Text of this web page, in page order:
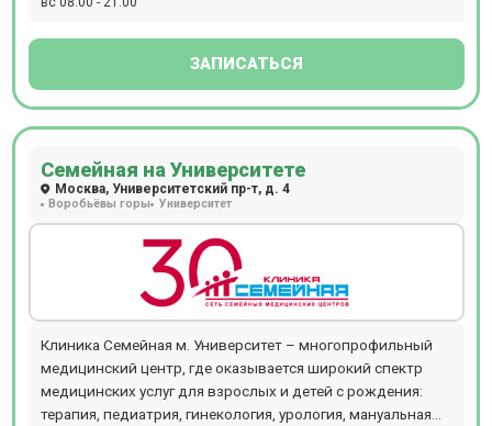
предварительной записи.
ЗАПИСАТЬСЯ
Семейная на Университете
Москва, Университетский пр-т, д. 4
Воробьёвы горы Университет
Клиника Семейная м. Университет – многопрофильный
медицинский центр, где оказывается широкий спектр
медицинских услуг для взрослых и детей с рождения:
терапия, педиатрия, гинекология, урология, мануальная